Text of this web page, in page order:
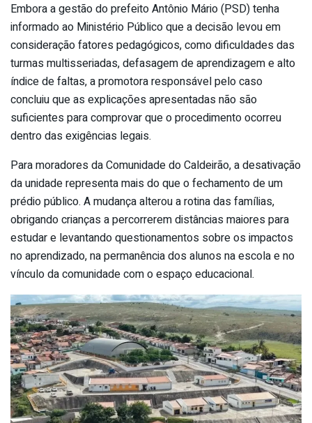
Embora a gestão do prefeito Antônio Mário (PSD) tenha
informado ao Ministério Público que a decisão levou em
consideração fatores pedagógicos, como dificuldades das
turmas multisseriadas, defasagem de aprendizagem e alto
índice de faltas, a promotora responsável pelo caso
concluiu que as explicações apresentadas não são
suficientes para comprovar que o procedimento ocorreu
dentro das exigências legais.
Para moradores da Comunidade do Caldeirão, a desativação
da unidade representa mais do que o fechamento de um
prédio público. A mudança alterou a rotina das famílias,
obrigando crianças a percorrerem distâncias maiores para
estudar e levantando questionamentos sobre os impactos
no aprendizado, na permanência dos alunos na escola e no
vínculo da comunidade com o espaço educacional.